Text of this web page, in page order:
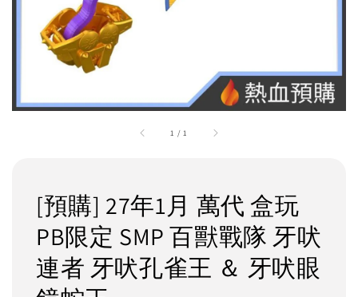
1 / 1
[預購] 27年1月 萬代 盒玩
PB限定 SMP 百獸戰隊 牙吠
連者 牙吠孔雀王 ＆ 牙吠眼